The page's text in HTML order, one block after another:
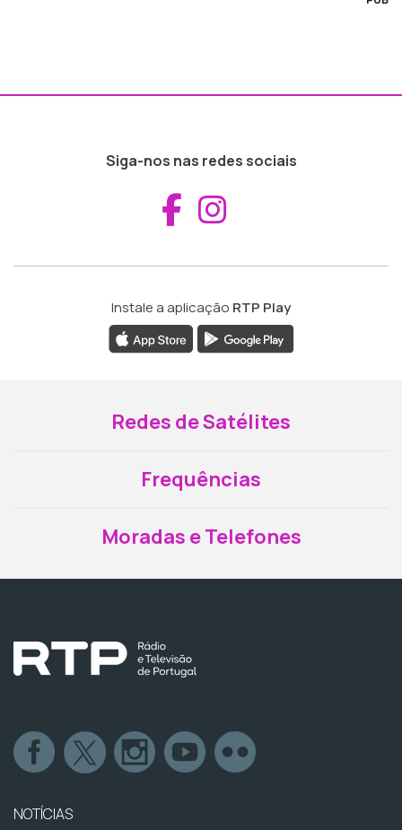
Siga-nos nas redes sociais
Aceder ao
Instale a aplicação RTP Play
Redes de Satélites
Frequências
Moradas e Telefones
NOTÍCIAS